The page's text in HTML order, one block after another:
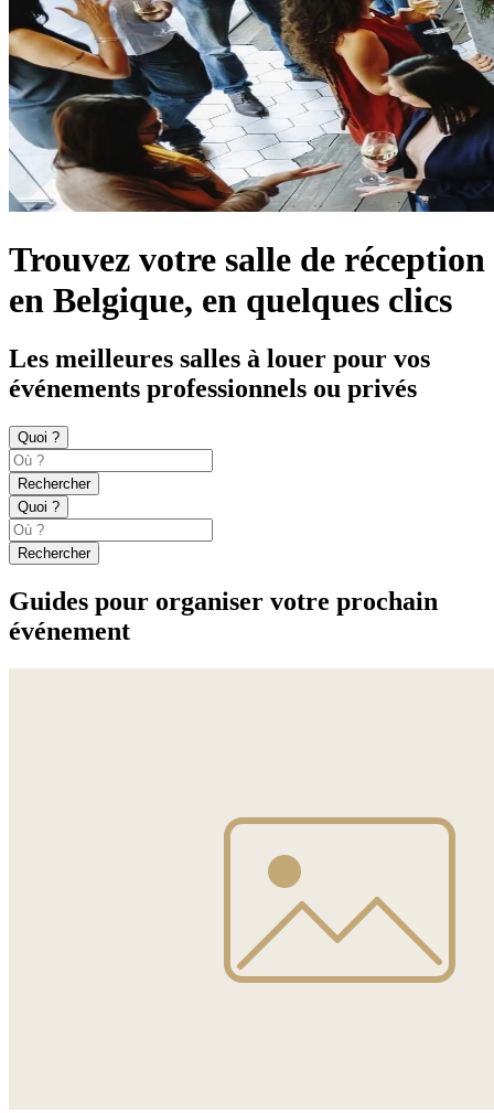
Trouvez votre salle de réception
en Belgique, en quelques clics
Les meilleures salles à louer pour vos
événements professionnels ou privés
Quoi ?
Rechercher
Quoi ?
Rechercher
Guides pour organiser votre prochain
événement